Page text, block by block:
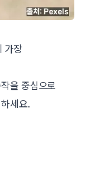
가장
을 중심으로
세요.